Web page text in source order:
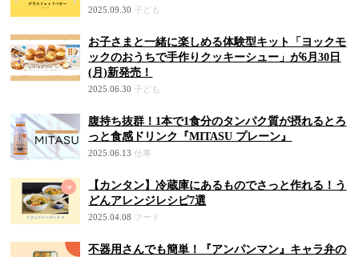
2025.09.30 子ども
お子さまと一緒に楽しめる体験型キット「ヨックモ
ックのおうちで手作りクッキーシュー」が6月30日
(月)新発売！
2025.06.30 子ども
腹持ち抜群！1本で1食分のタンパク質が摂れるとろ
っと食感ドリンク『MITASU プレーン』
2025.06.13 仕事
【カンタン】冷蔵庫にあるものでさっと作れる！う
どんアレンジレシピ7選
2025.04.08 フード
不器用さんでも簡単！『アンパンマン』キャラ弁の